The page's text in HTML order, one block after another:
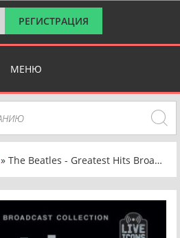
РЕГИСТРАЦИЯ
МЕНЮ
» The Beatles - Greatest Hits Broadcast Collection (2024) FLAC